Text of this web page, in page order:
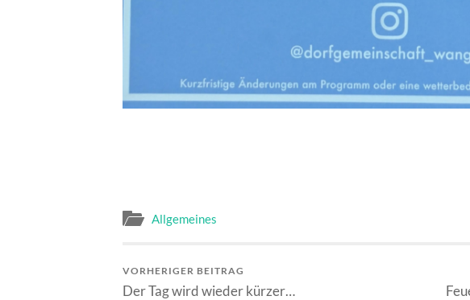
Allgemeines
VORHERIGER BEITRAG
Der Tag wird wieder kürzer…